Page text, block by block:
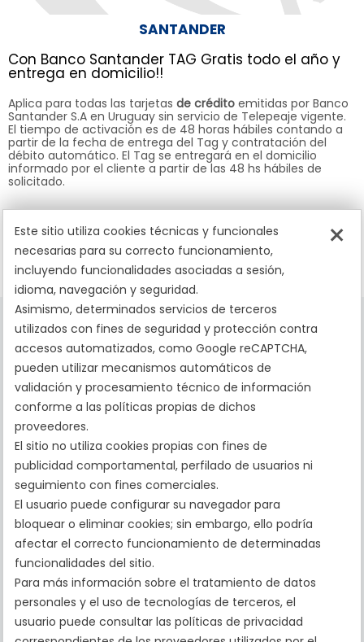
SANTANDER
Con Banco Santander TAG Gratis todo el año y
entrega en domicilio!!
Aplica para todas las tarjetas de crédito emitidas por Banco
Santander S.A en Uruguay sin servicio de Telepeaje vigente.
El tiempo de activación es de 48 horas hábiles contando a
partir de la fecha de entrega del Tag y contratación del
débito automático. El Tag se entregará en el domicilio
informado por el cliente a partir de las 48 hs hábiles de
solicitado.
contraseña + info haciendo click aquí.
La tranquilidad de pasar por peajes sin contratiempos
Reglamentación Gestión de Peajes
Ajuste de Tarifas de Peajes
Términos y Condiciones
Política de Privacidad
/ /
×
Este sitio utiliza cookies técnicas y funcionales
necesarias para su correcto funcionamiento,
incluyendo funcionalidades asociadas a sesión,
idioma, navegación y seguridad.
Asimismo, determinados servicios de terceros
utilizados con fines de seguridad y protección contra
accesos automatizados, como Google reCAPTCHA,
pueden utilizar mecanismos automáticos de
validación y procesamiento técnico de información
conforme a las políticas propias de dichos
proveedores.
El sitio no utiliza cookies propias con fines de
publicidad comportamental, perfilado de usuarios ni
seguimiento con fines comerciales.
El usuario puede configurar su navegador para
bloquear o eliminar cookies; sin embargo, ello podría
afectar el correcto funcionamiento de determinadas
funcionalidades del sitio.
Para más información sobre el tratamiento de datos
personales y el uso de tecnologías de terceros, el
usuario puede consultar las políticas de privacidad